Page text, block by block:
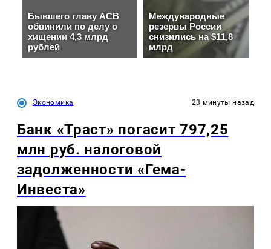
Экономика 23 минуты назад
Банк «Траст» погасит 797,25
млн руб. налоговой
задолженности «Гема-
Инвеста»